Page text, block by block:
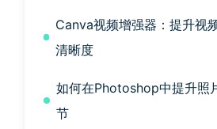
Canva视频增强器：提升视
清晰度
如何在Photoshop中提升照
节